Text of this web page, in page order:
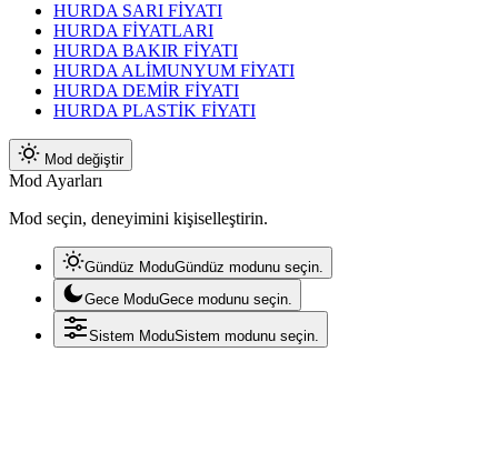
HURDA SARI FİYATI
HURDA FİYATLARI
HURDA BAKIR FİYATI
HURDA ALİMUNYUM FİYATI
HURDA DEMİR FİYATI
HURDA PLASTİK FİYATI
Mod değiştir
Mod Ayarları
Mod seçin, deneyimini kişiselleştirin.
Gündüz ModuGündüz modunu seçin.
Gece ModuGece modunu seçin.
Sistem ModuSistem modunu seçin.